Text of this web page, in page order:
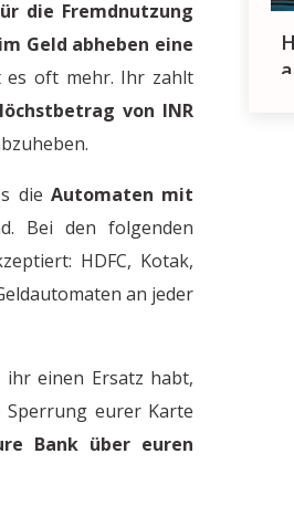
die Fremdnutzung
Geld abheben eine
es oft mehr. Ihr zahlt
von INR
die Automaten mit
Bei den folgenden
HDFC, Kotak,
an jeder
einen Ersatz habt,
eurer Karte
Bank über euren
Handys in Indien - Hilfsmittel für (fast)